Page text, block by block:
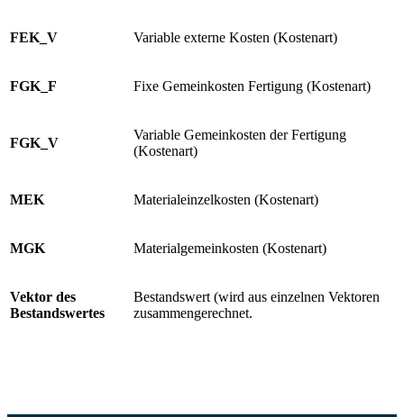
FEK_V Variable externe Kosten (Kostenart)
FGK_F Fixe Gemeinkosten Fertigung (Kostenart)
FGK_V
Variable Gemeinkosten der Fertigung
(Kostenart)
MEK Materialeinzelkosten (Kostenart)
MGK Materialgemeinkosten (Kostenart)
Vektor des
Bestandswertes
Bestandswert (wird aus einzelnen Vektoren
zusammengerechnet.